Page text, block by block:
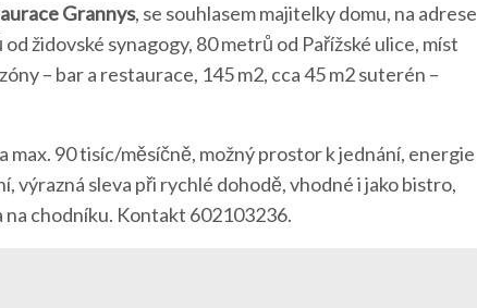
Grannys, se souhlasem majitelky domu, na adrese
židovské synagogy, 80 metrů od Pařížské ulice, míst
– bar a restaurace, 145 m2, cca 45 m2 suterén –
max. 90 tisíc/měsíčně, možný prostor k jednání, energie
výrazná sleva při rychlé dohodě, vhodné i jako bistro,
na chodníku. Kontakt 602103236.